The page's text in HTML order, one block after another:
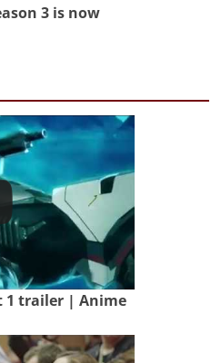
3 is now
1 trailer | Anime